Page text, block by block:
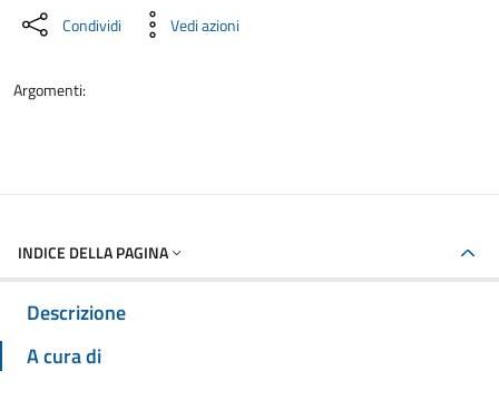
Condividi Vedi azioni
Argomenti:
INDICE DELLA PAGINA
Descrizione
A cura di